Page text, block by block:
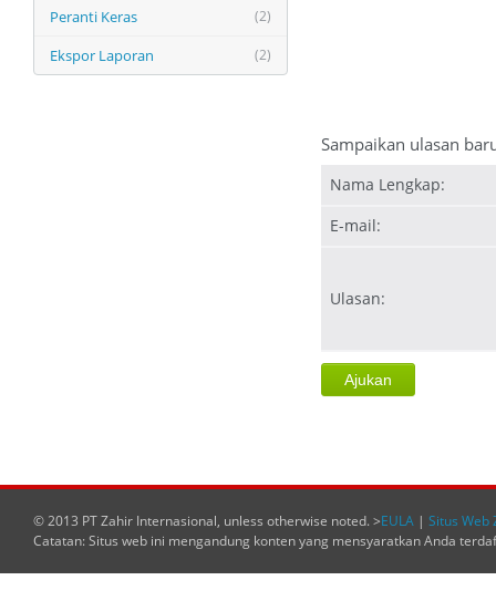
(2)
Peranti Keras
(2)
Ekspor Laporan
Sampaikan ulasan
Nama Lengkap:
E-mail:
Ulasan:
© 2013 PT Zahir Internasional, unless otherwise noted. >EULA | Situs Web
Catatan: Situs web ini mengandung konten yang mensyaratkan Anda